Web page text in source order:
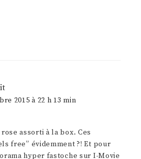
2015 à 22 h 13 min
assorti à la box. Ces
free” évidemment ?! Et pour
hyper fastoche sur I-Movie